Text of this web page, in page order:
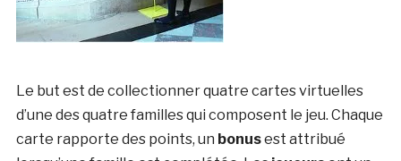
Le but est de collectionner quatre cartes virtuelles
d’une des quatre familles qui composent le jeu. Chaque
carte rapporte des points, un bonusest attribué